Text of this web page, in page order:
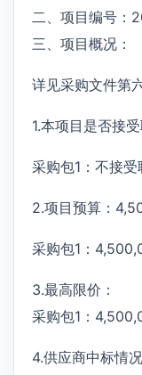
二、项目编号：
三、项目概况：
详见采购文件第
1.本项目是否接
采购包1：不接
2.项目预算：
采购包1：
3.最高限价：
采购包1：
4.供应商中标情况